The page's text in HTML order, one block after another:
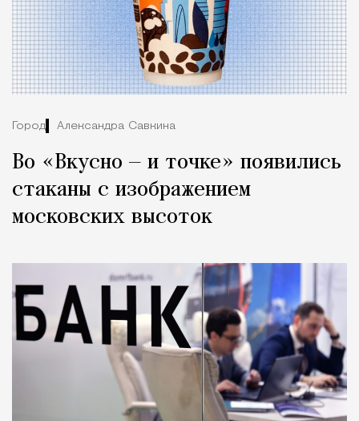
Город Александра Савкина
Во «Вкусно — и точке» появились
стаканы с изображением
московских высоток